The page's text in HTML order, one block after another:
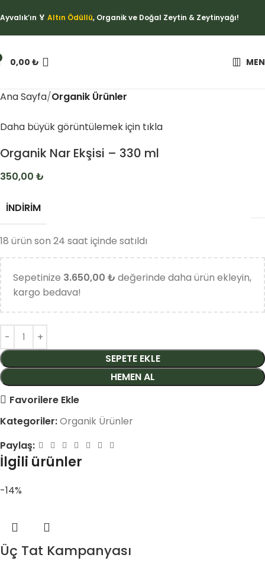
Ayvalık’ın 🏅 Altın Ödüllü, Organik ve Doğal Zeytin & Zeytinyağı!
0,00 ₺
Ana Sayfa Organik Ürünler
Daha büyük görüntülemek için tıkla
Organik Nar Ekşisi – 330 ml
350,00 ₺
İNDIRIM
18 ürün son 24 saat içinde satıldı
Sepetinize 3.650,00 ₺ değerinde daha ürün ekleyin,
kargo bedava!
SEPETE EKLE
HEMEN AL
Favorilere Ekle
Kategoriler:Organik Ürünler
Paylaş:
İlgili ürünler
-14%
Üç Tat Kampanyası